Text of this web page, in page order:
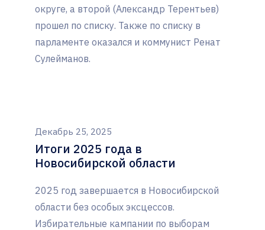
округе, а второй (Александр Терентьев)
прошел по списку. Также по списку в
парламенте оказался и коммунист Ренат
Сулейманов.
Декабрь 25, 2025
Итоги 2025 года в
Новосибирской области
2025 год завершается в Новосибирской
области без особых эксцессов.
Избирательные кампании по выборам